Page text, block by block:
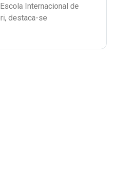
Internacional de
destaca-se